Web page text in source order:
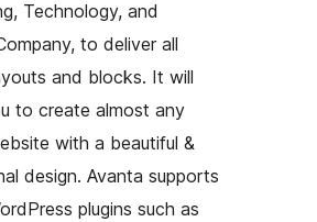
Technology, and
to deliver all
and blocks. It will
to create almost any
with a beautiful &
design. Avanta supports
plugins such as